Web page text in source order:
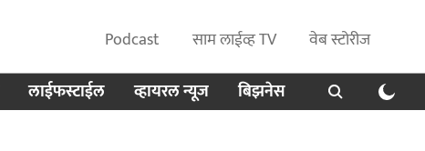
Podcast साम लाईव्ह TV
वेब स्टोरीज
लाईफस्टाईल व्हायरल न्यूज बिझनेस